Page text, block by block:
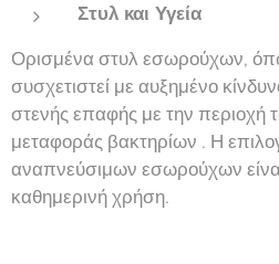
Στυλ και Υγεία
Ορισμένα στυλ εσωρούχων,
συσχετιστεί με αυξημένο
στενής επαφής με την περιοχή
μεταφοράς βακτηρίων . Η
αναπνεύσιμων εσωρούχων
καθημερινή χρήση.